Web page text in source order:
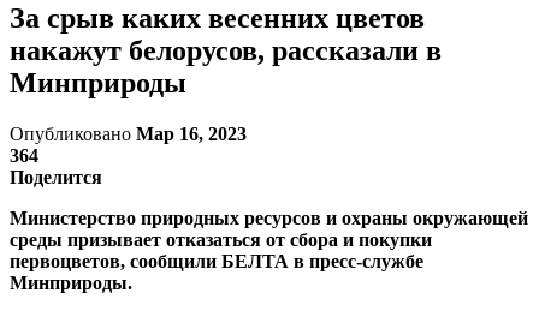
За срыв каких весенних цветов
накажут белорусов, рассказали в
Минприроды
Опубликовано Мар 16, 2023
364
Поделится
Министерство природных ресурсов и охраны окружающей
среды призывает отказаться от сбора и покупки
первоцветов, сообщили БЕЛТА в пресс-службе
Минприроды.